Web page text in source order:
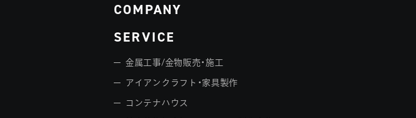
COMPANY
SERVICE
金属工事/金物販売・施工
アイアンクラフト・家具製作
コンテナハウス